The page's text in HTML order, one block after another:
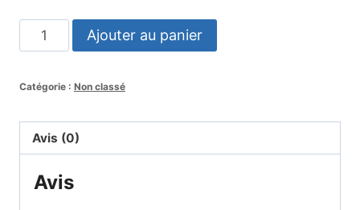
prix
initial
CFA 15.
prix
actuel
quantité
de
API
Ajouter au panier
Catégorie : Non classé
Avis (0)
Avis